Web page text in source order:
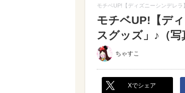
モチベUP!【ディズニーシンデレ
モチベUP!【デ
スグッズ」♪（写
ちゃすこ
Xでシェア